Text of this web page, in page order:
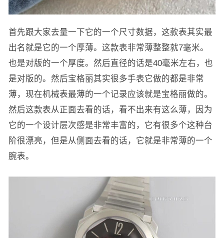
首先跟大家去量一下它的一个尺寸数据，这款表其实最
出名就是它的一个厚薄。这款表非常薄整整就7毫米。
也是对版的一个厚度。然后直径的话是40毫米左右，也
是对版的。然后宝格丽其实很多手表它做的都是非常
薄，现在机械表最薄的一个记录应该就是宝格丽做的。
然后这款表从正面去看的话，看不出来有这么薄，因为
它的一个设计层次感是非常丰富的，它有很多个这种台
阶很漂亮，但是从侧面去看的话，它就是非常薄的一个
腕表。